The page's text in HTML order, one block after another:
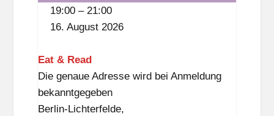
Elfchen?«
19:00 –21:00
16. August 2026
Eat & Read
Die genaue Adresse wird bei Anmeldung
bekanntgegeben
Berlin-Lichterfelde,